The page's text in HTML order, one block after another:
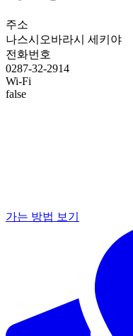
주소
나스시오바라시 세키야
전화번호
0287-32-2914
Wi-Fi
false
가는 방법 보기